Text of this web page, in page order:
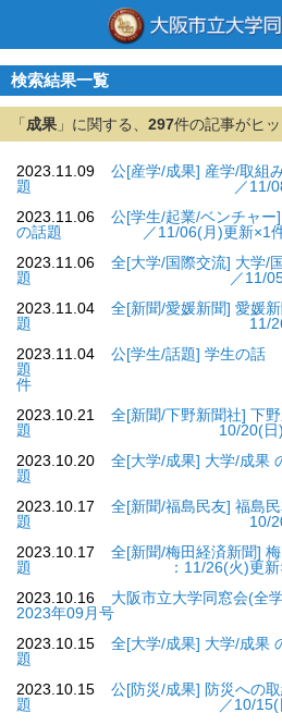
検索結果一覧
「 成果 」に関する、 297件の記事がヒッ
2023.11.09
公[産学/成果] 産学/取組
題 ／11/08(水)更
2023.11.06
公[学生/起業/ベンチャ
の話題 ／11/06(月)更新×1
2023.11.06
全[大学/国際交流] 大学/
題 ／11/05(日)更
2023.11.04
全[新聞/愛媛新聞] 愛媛
題 11/26(火)更
2023.11.04
公[学生/話題] 学生の話
題 ／11/04(
件
2023.10.21
全[新聞/下野新聞社] 下
題 10/20(日)更新
2023.10.20
全[大学/成果] 大学/成果
題 ／10/19(木)
2023.10.17
全[新聞/福島民友] 福島
題 10/20(日)更
2023.10.17
全[新聞/梅田経済新聞]
題 ：11/26(火)更新
2023.10.16
大阪市立大学同窓会(全
2023年09月号
2023.10.15
全[大学/成果] 大学/成果
題 ／10/15(日)
2023.10.15
公[防災/成果] 防災への
題 ／10/15(日)更